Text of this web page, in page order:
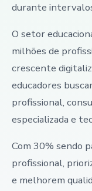
durante
O setor
milhões de
crescente
educadores
profissional,
especializada e
Com 30% sendo
profissional,
e melhorem